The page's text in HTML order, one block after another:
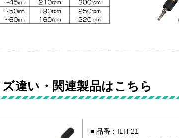
違い・関連製品はこちら
品番：ILH-21